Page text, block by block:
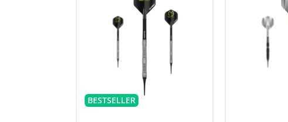
BESTSELLER